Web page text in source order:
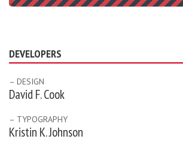
DEVELOPERS
– DESIGN
David F. Cook
– TYPOGRAPHY
Kristin K. Johnson